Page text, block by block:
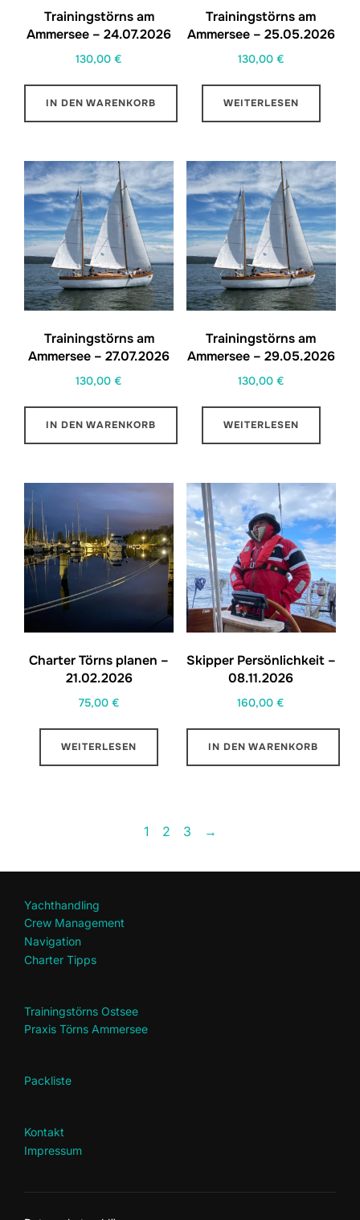
Trainingstörns am
Ammersee – 24.07.2026
130,00€
IN DEN WARENKORB
Trainingstörns am
Ammersee – 25.05.2026
130,00 €
WEITERLESEN
Trainingstörns am
Ammersee – 27.07.2026
130,00€
IN DEN WARENKORB
Trainingstörns am
Ammersee – 29.05.2026
130,00 €
WEITERLESEN
Charter Törns planen –
21.02.2026
75,00 €
WEITERLESEN
Skipper Persönlichkeit –
08.11.2026
160,00€
IN DEN WARENKORB
1 2 3 →
Yachthandling
Crew Management
Navigation
Charter Tipps
Trainingstörns Ostsee
Praxis Törns Ammersee
Packliste
Kontakt
Impressum